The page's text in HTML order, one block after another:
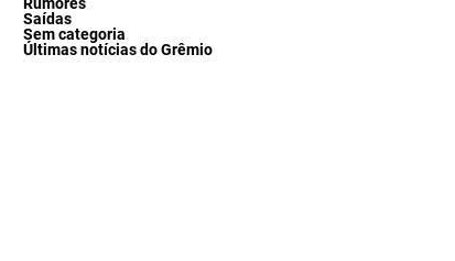
Rumores
Saídas
Sem categoria
Últimas notícias do Grêmio